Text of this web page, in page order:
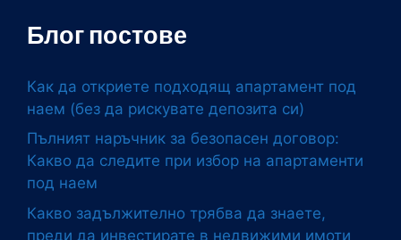
Блог постове
Как да откриете подходящ апартамент под
наем (без да рискувате депозита си)
Пълният наръчник за безопасен договор:
Какво да следите при избор на апартаменти
под наем
Какво задължително трябва да знаете,
преди да инвестирате в недвижими имоти